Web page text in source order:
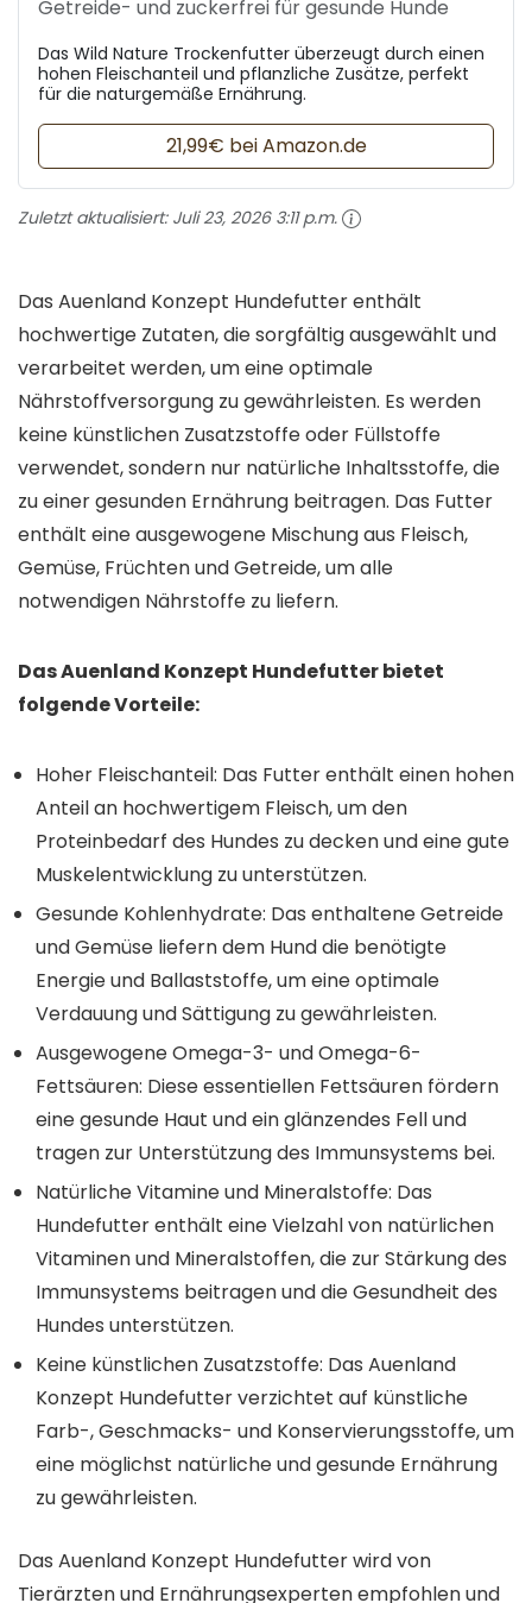
Getreide- und zuckerfrei für gesunde Hunde
Das Wild Nature Trockenfutter überzeugt durch einen
hohen Fleischanteil und pflanzliche Zusätze, perfekt
für die naturgemäße Ernährung.
21,99€ bei Amazon.de
Zuletzt aktualisiert: Juli 23, 2026 3:11 p.m.
Das Auenland Konzept Hundefutter enthält
hochwertige Zutaten, die sorgfältig ausgewählt und
verarbeitet werden, um eine optimale
Nährstoffversorgung zu gewährleisten. Es werden
keine künstlichen Zusatzstoffe oder Füllstoffe
verwendet, sondern nur natürliche Inhaltsstoffe, die
zu einer gesunden Ernährung beitragen. Das Futter
enthält eine ausgewogene Mischung aus Fleisch,
Gemüse, Früchten und Getreide, um alle
notwendigen Nährstoffe zu liefern.
Das Auenland Konzept Hundefutter bietet
folgende Vorteile:
Hoher Fleischanteil: Das Futter enthält einen hohen
Anteil an hochwertigem Fleisch, um den
Proteinbedarf des Hundes zu decken und eine gute
Muskelentwicklung zu unterstützen.
Gesunde Kohlenhydrate: Das enthaltene Getreide
und Gemüse liefern dem Hund die benötigte
Energie und Ballaststoffe, um eine optimale
Verdauung und Sättigung zu gewährleisten.
Ausgewogene Omega-3- und Omega-6-
Fettsäuren: Diese essentiellen Fettsäuren fördern
eine gesunde Haut und ein glänzendes Fell und
tragen zur Unterstützung des Immunsystems bei.
Natürliche Vitamine und Mineralstoffe: Das
Hundefutter enthält eine Vielzahl von natürlichen
Vitaminen und Mineralstoffen, die zur Stärkung des
Immunsystems beitragen und die Gesundheit des
Hundes unterstützen.
Keine künstlichen Zusatzstoffe: Das Auenland
Konzept Hundefutter verzichtet auf künstliche
Farb-, Geschmacks- und Konservierungsstoffe, um
eine möglichst natürliche und gesunde Ernährung
zu gewährleisten.
Das Auenland Konzept Hundefutter wird von
Tierärzten und Ernährungsexperten empfohlen und